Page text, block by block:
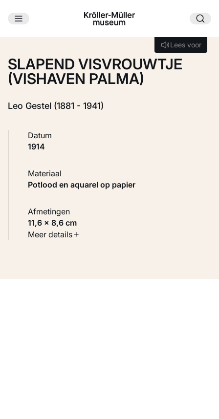
Ga naar hoofdinhoud
Lees voor
Lees voor
SLAPEND VISVROUWTJE
(VISHAVEN PALMA)
Leo Gestel (1881 - 1941)
Datum
1914
Materiaal
Potlood en aquarel op papier
Afmetingen
11,6 × 8,6 cm
Soort werk
Meer details